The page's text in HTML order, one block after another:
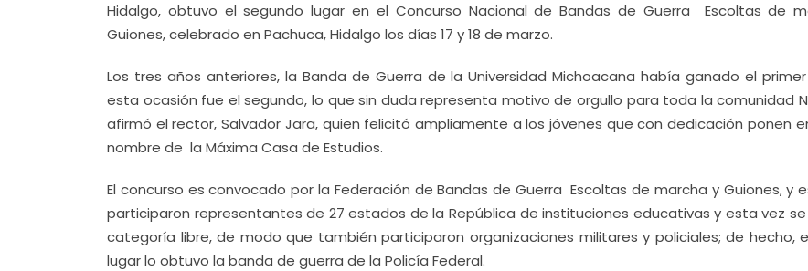
Hidalgo, obtuvo el segundo lugar en el Concurso Nacional de Bandas de Guerra Escoltas de
Guiones, celebrado en Pachuca, Hidalgo los días 17 y 18 de marzo.
Los tres años anteriores, la Banda de Guerra de la Universidad Michoacana había ganado el
esta ocasión fue el segundo, lo que sin duda representa motivo de orgullo para toda la comunidad
afirmó el rector, Salvador Jara, quien felicitó ampliamente a los jóvenes que con dedicación ponen
nombre de la Máxima Casa de Estudios.
El concurso es convocado por la Federación de Bandas de Guerra Escoltas de marcha y Guiones, y
participaron representantes de 27 estados de la República de instituciones educativas y esta vez
categoría libre, de modo que también participaron organizaciones militares y policiales; de hecho,
lugar lo obtuvo la banda de guerra de la Policía Federal.